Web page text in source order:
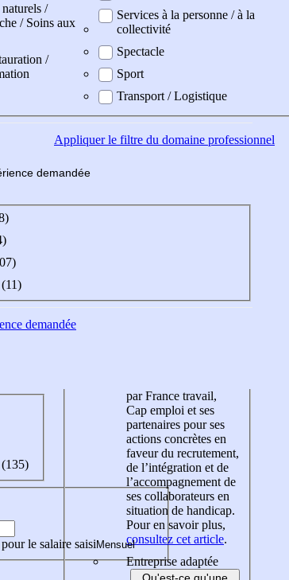
/
/ Soins aux
/
Services à la personne / à la
collectivité
Spectacle
Sport
Transport / Logistique
Appliquerle filtre du domaine professionnel
demandée
demandée
le salaire saisi
par France travail,
Cap emploi et ses
partenaires pour ses
actions concrètes en
faveur du recrutement,
de l’intégration et de
l’accompagnement de
ses collaborateurs en
situation de handicap.
Pour en savoir plus,
consultez cet article.
Entreprise adaptée
Qu'est-ce qu'une